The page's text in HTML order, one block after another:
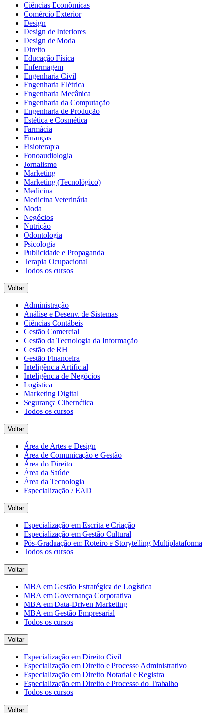
Ciências Econômicas
Comércio Exterior
Design
Design de Interiores
Design de Moda
Direito
Educação Física
Enfermagem
Engenharia Civil
Engenharia Elétrica
Engenharia Mecânica
Engenharia da Computação
Engenharia de Produção
Estética e Cosmética
Farmácia
Finanças
Fisioterapia
Fonoaudiologia
Jornalismo
Marketing
Marketing (Tecnológico)
Medicina
Medicina Veterinária
Moda
Negócios
Nutrição
Odontologia
Psicologia
Publicidade e Propaganda
Terapia Ocupacional
Todos os cursos
Voltar
Administração
Análise e Desenv. de Sistemas
Ciências Contábeis
Gestão Comercial
Gestão da Tecnologia da Informação
Gestão de RH
Gestão Financeira
Inteligência Artificial
Inteligência de Negócios
Logística
Marketing Digital
Segurança Cibernética
Todos os cursos
Voltar
Área de Artes e Design
Área de Comunicação e Gestão
Área do Direito
Área da Saúde
Área da Tecnologia
Especialização / EAD
Voltar
Especialização em Escrita e Criação
Especialização em Gestão Cultural
Pós-Graduação em Roteiro e Storytelling Multiplataforma
Todos os cursos
Voltar
MBA em Gestão Estratégica de Logística
MBA em Governança Corporativa
MBA em Data-Driven Marketing
MBA em Gestão Empresarial
Todos os cursos
Voltar
Especialização em Direito Civil
Especialização em Direito e Processo Administrativo
Especialização em Direito Notarial e Registral
Especialização em Direito e Processo do Trabalho
Todos os cursos
Voltar